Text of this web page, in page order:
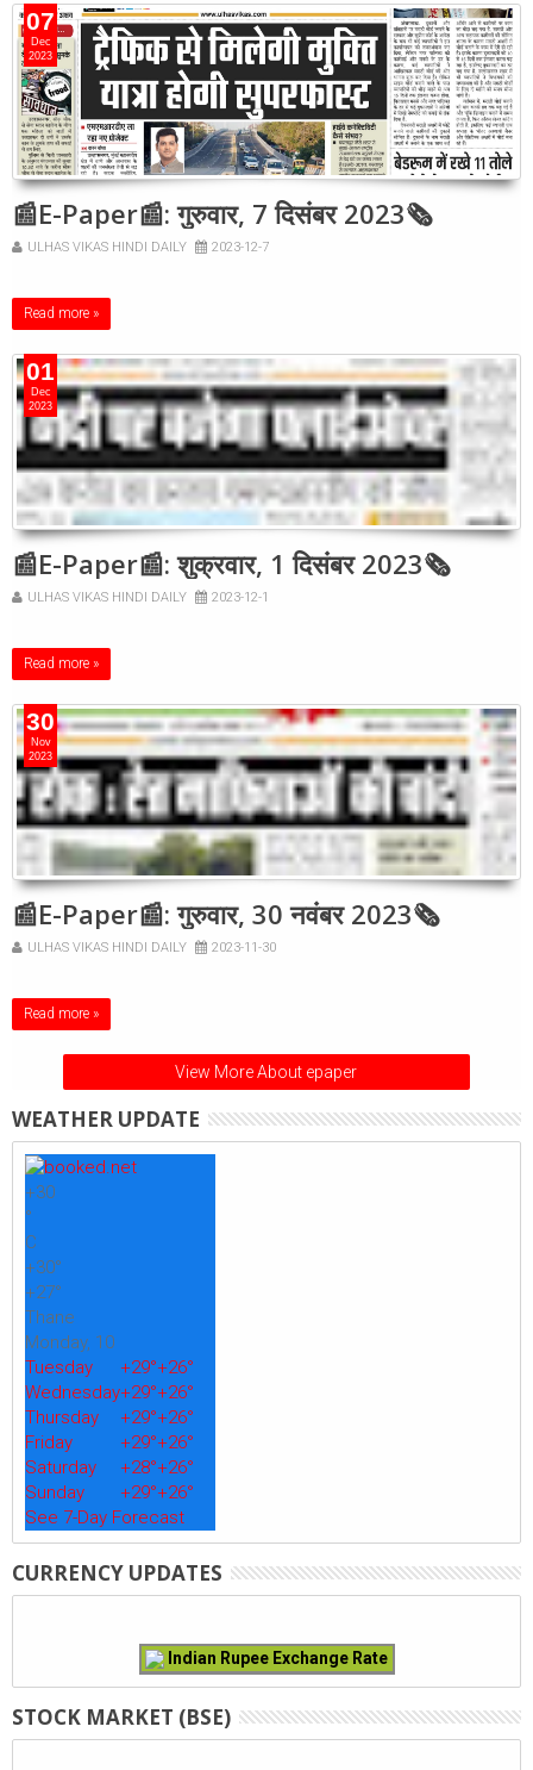
07
Dec
2023
📰E-Paper📰: गुरुवार, 7 दिसंबर 2023🗞
ULHAS VIKAS HINDI DAILY 2023-12-7
Read more »
01
Dec
2023
📰E-Paper📰: शुक्रवार, 1 दिसंबर 2023🗞
ULHAS VIKAS HINDI DAILY 2023-12-1
Read more »
30
Nov
2023
📰E-Paper📰: गुरुवार, 30 नवंबर 2023🗞
ULHAS VIKAS HINDI DAILY 2023-11-30
Read more »
View More About epaper
WEATHER UPDATE
+30
°
C
+30°
+27°
Thane
Monday, 10
Tuesday
+29°+26°
Wednesday+29°+26°
Thursday
+29°+26°
Friday
+29°+26°
Saturday
+28°+26°
Sunday
+29°+26°
See 7-Day Forecast
CURRENCY UPDATES
Indian Rupee Exchange Rate
STOCK MARKET (BSE)